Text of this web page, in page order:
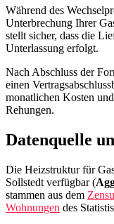
Während des
Unterbrechung Ihrer
stellt sicher, dass die
Unterlassung erfolgt.
Nach Abschluss der
einen
monatlichen Kosten
Rehungen.
Datenquelle
Die Heizstruktur für
Sollstedt verfügbar (
stammen aus dem
Wohnungen des